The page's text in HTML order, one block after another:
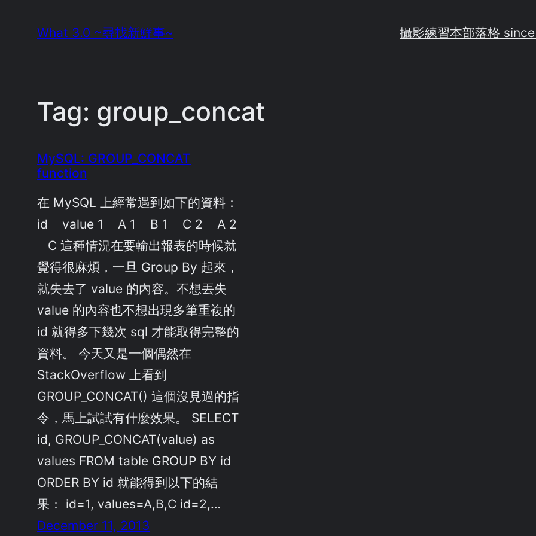
What 3.0 ~尋找新鮮事~ 攝影練習本部落格
Tag: group_concat
MySQL: GROUP_CONCAT
function
在 MySQL 上經常遇到如下的資料：
id value 1 A 1 B 1 C 2 A 2
C 這種情況在要輸出報表的時候就
覺得很麻煩，一旦 Group By 起來，
就失去了 value 的內容。不想丟失
value 的內容也不想出現多筆重複的
id 就得多下幾次 sql 才能取得完整的
資料。 今天又是一個偶然在
StackOverflow 上看到
GROUP_CONCAT() 這個沒見過的指
令，馬上試試有什麼效果。 SELECT
id, GROUP_CONCAT(value) as
values FROM table GROUP BY id
ORDER BY id 就能得到以下的結
果： id=1, values=A,B,C id=2,…
December 11, 2013